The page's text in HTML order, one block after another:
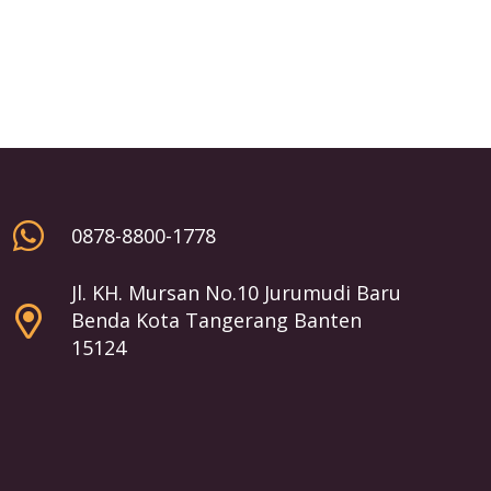
0878-8800-1778
Jl. KH. Mursan No.10 Jurumudi Baru
Benda Kota Tangerang Banten
15124